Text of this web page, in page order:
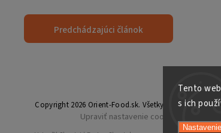
Tento
s ich
Nastavenie
Predchádzajúci článok
Copyright 2026 Orient-Food.sk. Všetky práva
Upraviť nastavenie cookies